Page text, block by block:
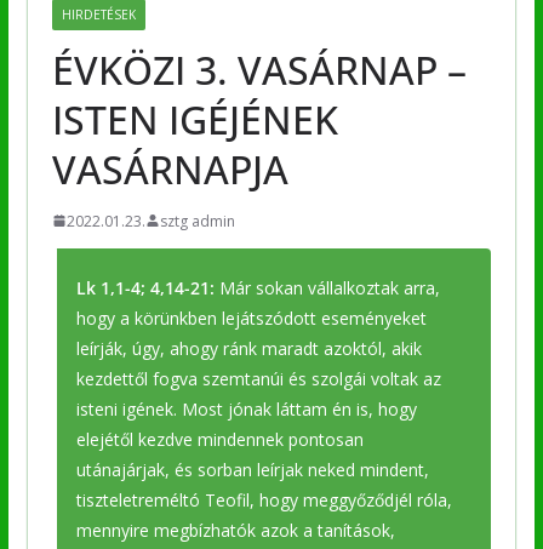
HIRDETÉSEK
ÉVKÖZI 3. VASÁRNAP –
ISTEN IGÉJÉNEK
VASÁRNAPJA
2022.01.23. sztg admin
Lk 1,1-4; 4,14-21: Már sokan vállalkoztak arra,
hogy a körünkben lejátszódott eseményeket
leírják, úgy, ahogy ránk maradt azoktól, akik
kezdettől fogva szemtanúi és szolgái voltak az
isteni igének. Most jónak láttam én is, hogy
elejétől kezdve mindennek pontosan
utánajárjak, és sorban leírjak neked mindent,
tiszteletreméltó Teofil, hogy meggyőződjél róla,
mennyire megbízhatók azok a tanítások,